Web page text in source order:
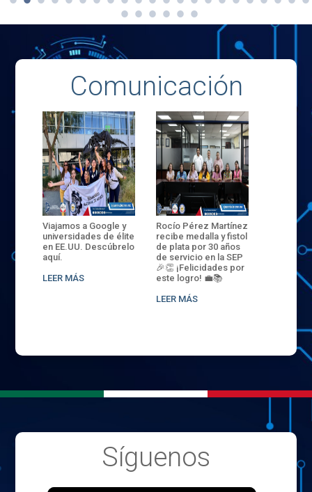
Comunicación
Viajamos a Google y
universidades de élite
en EE.UU. Descúbrelo
aquí.
LEER MÁS
Rocío Pérez Martínez
recibe medalla y fistol
de plata por 30 años
de servicio en la SEP
🎉👏 ¡Felicidades por
este logro! 💼📚
LEER MÁS
ENECB-
del
batalla.
32
sede
Síguenos